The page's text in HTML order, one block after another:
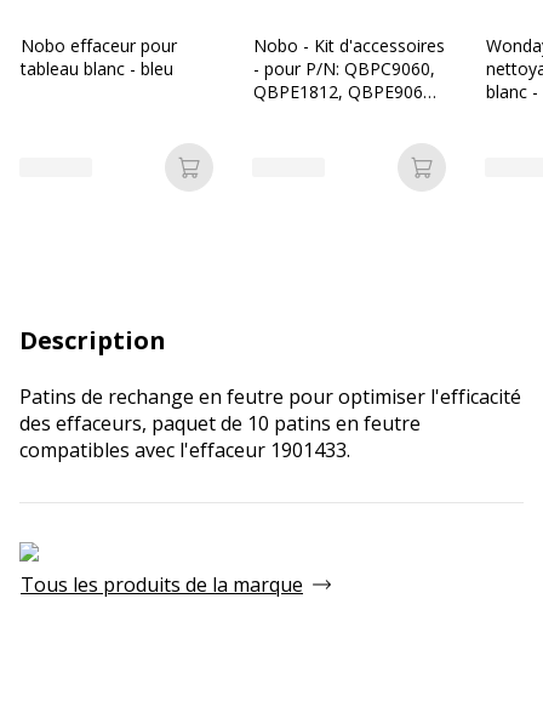
Nobo effaceur pour
tableau blanc - bleu
Ajouter au panier
Nobo - Kit d'accessoires
- pour P/N: QBPC9060,
QBPE1812, QBPE9060,
Ajouter au
blanc
Description
Patins de rechange en feutre pour optimiser l'efficacité
des effaceurs, paquet de 10 patins en feutre
compatibles avec l'effaceur 1901433.
Tous les produits de la marque